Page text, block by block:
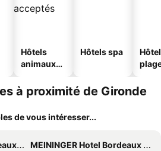
Hôtels
animaux
Hôtels spa
à proximité de Gironde
de vous intéresser...
MEININGER Hotel Bordeaux Gare Saint-jean